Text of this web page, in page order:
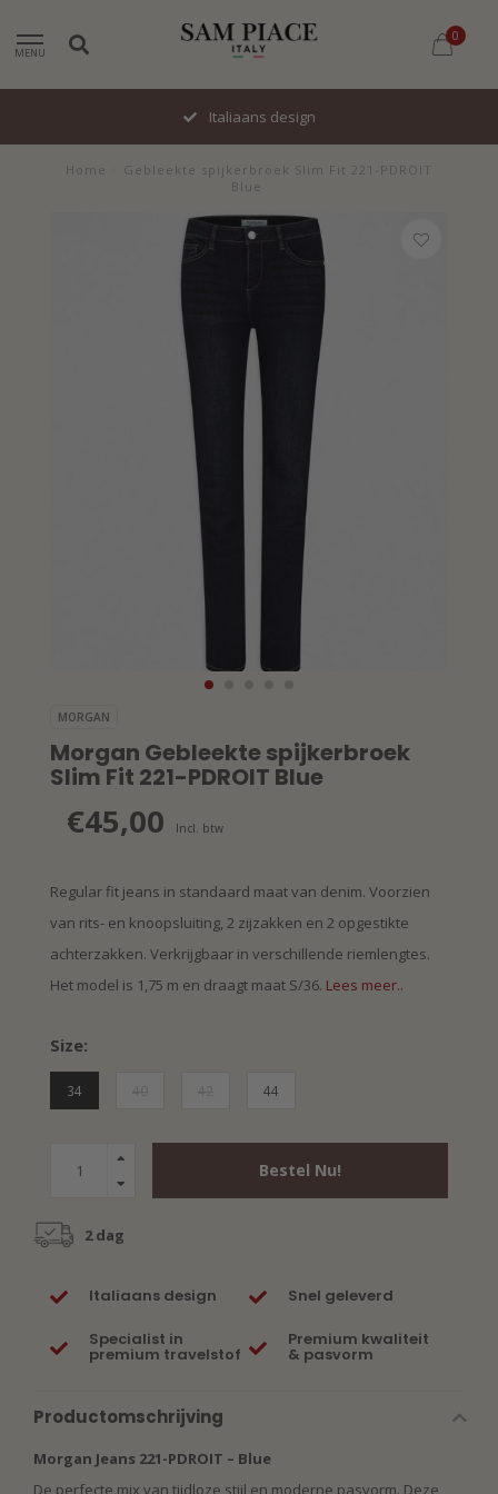
MENU
0
Italiaans design
Home
Gebleekte spijkerbroek Slim Fit 221-PDROIT
Blue
MORGAN
Morgan Gebleekte spijkerbroek
Slim Fit 221-PDROIT Blue
€45,00 Incl. btw
Regular fit jeans in standaard maat van denim. Voorzien
van rits- en knoopsluiting, 2 zijzakken en 2 opgestikte
achterzakken. Verkrijgbaar in verschillende riemlengtes.
Het model is 1,75 m en draagt maat S/36. Lees meer..
Size:
34 44
Bestel Nu!
2 dag
Italiaans design Snel geleverd
Specialist in
premium travelstof
Premium kwaliteit
& pasvorm
Productomschrijving
Morgan Jeans 221-PDROIT – Blue
De perfecte mix van tijdloze stijl en moderne pasvorm. Deze